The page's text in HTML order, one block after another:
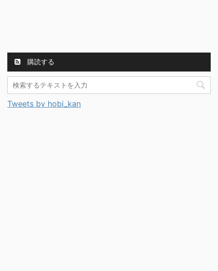
購読する
Tweets by hobi_kan